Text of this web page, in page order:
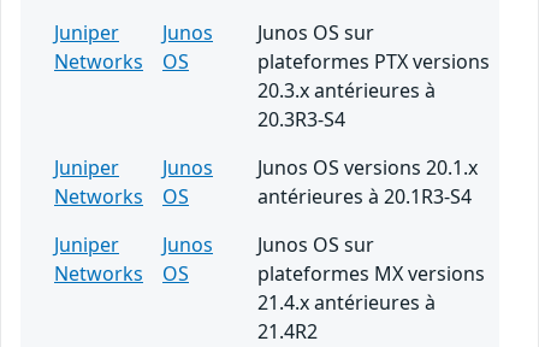
Juniper
Networks
Junos
OS
Junos OS sur
plateformes PTX versions
20.3.x antérieures à
20.3R3-S4
Juniper
Networks
Junos
OS
Junos OS versions 20.1.x
antérieures à 20.1R3-S4
Juniper
Networks
Junos
OS
Junos OS sur
plateformes MX versions
21.4.x antérieures à
21.4R2